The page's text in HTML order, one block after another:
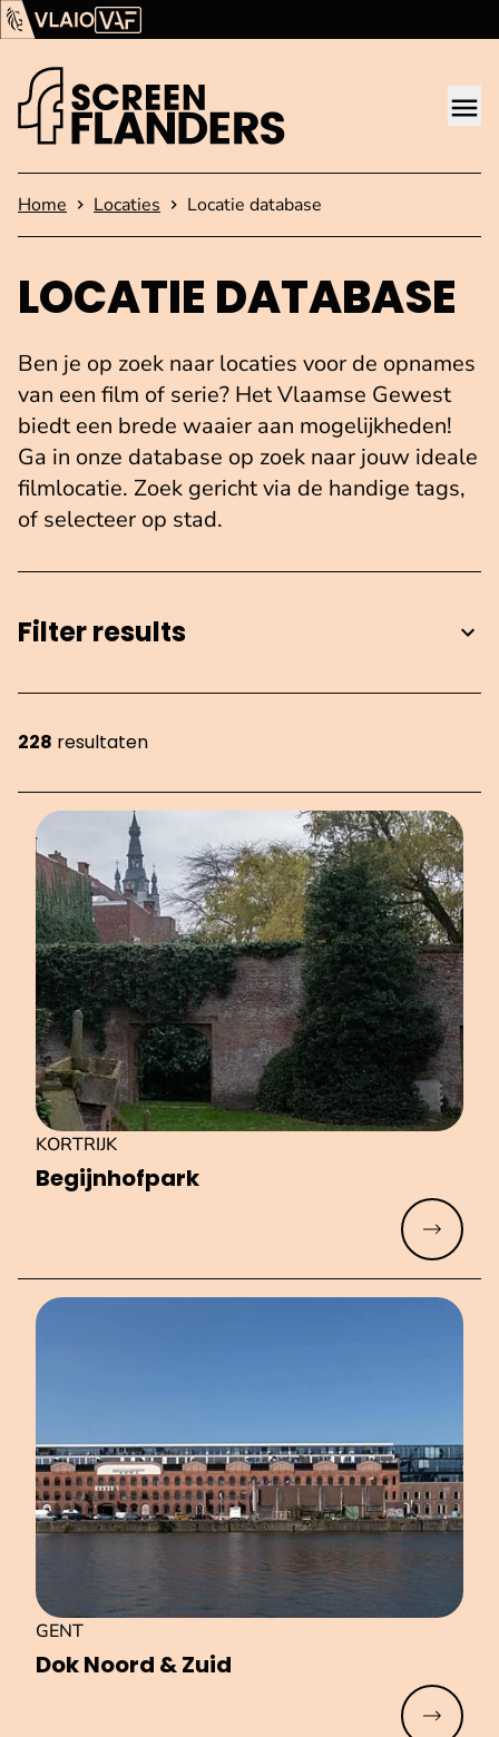
Ga verder naar de inhoud
Vlaams Audiovisueel Fonds (VAF)
Startpagina
Home Locaties Locatie database
LOCATIE DATABASE
Ben je op zoek naar locaties voor de opnames
van een film of serie? Het Vlaamse Gewest
biedt een brede waaier aan mogelijkheden!
Ga in onze database op zoek naar jouw ideale
filmlocatie. Zoek gericht via de handige tags,
of selecteer op stad.
Filter results
228 resultaten
OVERZICHT
Be­gijn­hof­park
KORTRIJK
Meer
Dok Noord & Zuid
GENT
Meer